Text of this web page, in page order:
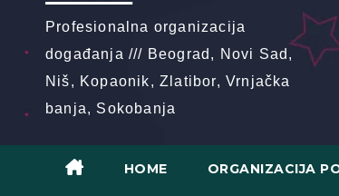
Profesionalna organizacija
događanja /// Beograd, Novi Sad,
Niš, Kopaonik, Zlatibor, Vrnjačka
banja, Sokobanja
HOME ORGANIZACIJA